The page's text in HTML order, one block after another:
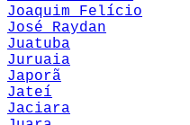
Joaquim Felício
José Raydan
Juatuba
Juruaia
Japorã
Jateí
Jaciara